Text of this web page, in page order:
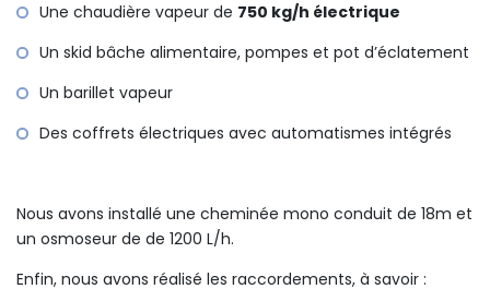
Une chaudière vapeur de 750 kg/h électrique
Un skid bâche alimentaire, pompes et pot d’éclatement
Un barillet vapeur
Des coffrets électriques avec automatismes intégrés
Nous avons installé une cheminée mono conduit de 18m et
un osmoseur de de 1200 L/h.
Enfin, nous avons réalisé les raccordements, à savoir :